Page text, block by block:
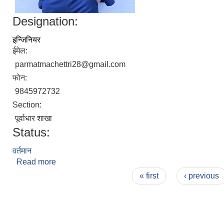
Designation:
इन्जिनियर
ईमेल:
parmatmachettri28@gmail.com
फोन:
9845972732
Section:
पूर्वाधार शाखा
Status:
वर्तमान
Read more
« first ‹ previous